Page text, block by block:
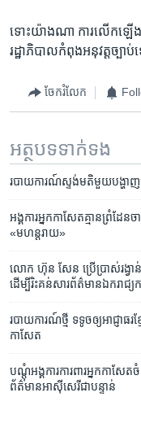
ទោះ​យ៉ាង​ណា​ ​ការ​លើកឡើង​
រដ្ឋាភិបាល​កំពុង​អនុវត្ត​ច្បា
ចែករំលែក
អត្ថបទ​ទាក់ទង
របាយ​ការណ៍​ស្ទង់​មតិ​មួយ​បង្ហាញ​
អង្គការ​អ្នក​កាសែត​គ្មាន​ព្រំដែ
«មហន្តរាយ‍»
លោក ហ៊ុន សែន ប្រើប្រាស់​រង្វ
ដើម្បី​រិះគន់​​សារព័ត៌មាន​ឯករាជ្យ​ក
របាយការណ៍​ថ្មី ទទូច​ឲ្យ​អាជ្ញាធរ​
កាសែត
បណ្តុំ​អង្គការ​ការពារ​អ្នក​កាស
ព័ត៌មាន​អាស៊ីសេរី​ជា​បន្ទាន់